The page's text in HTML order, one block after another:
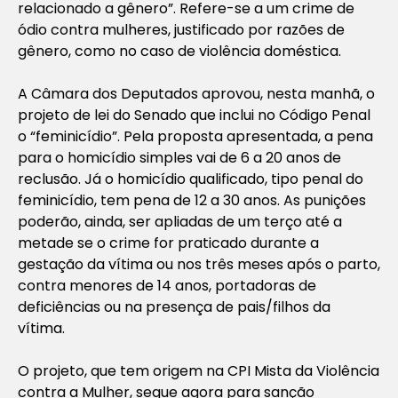
relacionado a gênero”. Refere-se a um crime de
ódio contra mulheres, justificado por razões de
gênero, como no caso de violência doméstica.
A Câmara dos Deputados aprovou, nesta manhã, o
projeto de lei do Senado que inclui no Código Penal
o “feminicídio”. Pela proposta apresentada, a pena
para o homicídio simples vai de 6 a 20 anos de
reclusão. Já o homicídio qualificado, tipo penal do
feminicídio, tem pena de 12 a 30 anos. As punições
poderão, ainda, ser apliadas de um terço até a
metade se o crime for praticado durante a
gestação da vítima ou nos três meses após o parto,
contra menores de 14 anos, portadoras de
deficiências ou na presença de pais/filhos da
vítima.
O projeto, que tem origem na CPI Mista da Violência
contra a Mulher, segue agora para sanção